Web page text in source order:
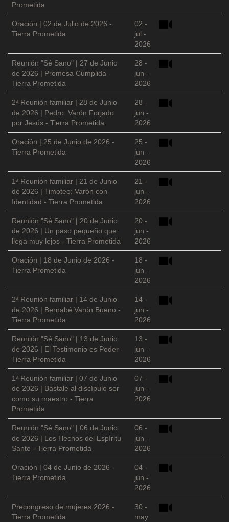
Prometida
Oración | 02 de Julio de 2026 -
Tierra Prometida
02 -
jul -
2026
Reunión "Sé Sano" | 27 de Junio
de 2026 | Promesa Cumplida -
Tierra Prometida
28 -
jun -
2026
2ª Reunión familiar | 28 de Junio
de 2026 | Pedro: Varón Forjado
por Jesús - Tierra Prometida
28 -
jun -
2026
Oración | 25 de Junio de 2026 -
Tierra Prometida
25 -
jun -
2026
1ª Reunión familiar | 21 de Junio
de 2026 | Timoteo: Varón con
Identidad - Tierra Prometida
21 -
jun -
2026
Reunión "Sé Sano" | 20 de Junio
de 2026 | Un paso pequeño que
llega muy lejos - Tierra Prometida
20 -
jun -
2026
Oración | 18 de Junio de 2026 -
Tierra Prometida
18 -
jun -
2026
2ª Reunión familiar | 14 de Junio
de 2026 | Bernabé Varón Bueno -
Tierra Prometida
14 -
jun -
2026
Reunión "Sé Sano" | 13 de Junio
de 2026 | El Testimonio es Poder -
Tierra Prometida
13 -
jun -
2026
1ª Reunión familiar | 07 de Junio
de 2026 | Bástale al discípulo ser
como su maestro - Tierra
Prometida
07 -
jun -
2026
Reunión "Sé Sano" | 06 de Junio
de 2026 | Los Hechos del Espíritu
Santo - Tierra Prometida
06 -
jun -
2026
Oración | 04 de Junio de 2026 -
Tierra Prometida
04 -
jun -
2026
Precongreso de mujeres 2026 -
Tierra Prometida
30 -
may